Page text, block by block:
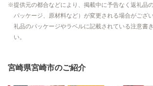
提供元の都合などにより、掲載中に予告なく返礼品
パッケージ、原材料など）が変更される場合がござ
礼品のパッケージやラベルに記載されている注意書
い。
宮崎県宮崎市のご紹介